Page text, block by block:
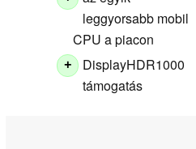
leggyorsabb mobil
CPU a piacon
+
DisplayHDR1000
támogatás